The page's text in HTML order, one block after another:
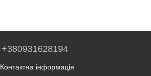
+380931628194
Контактна інформація